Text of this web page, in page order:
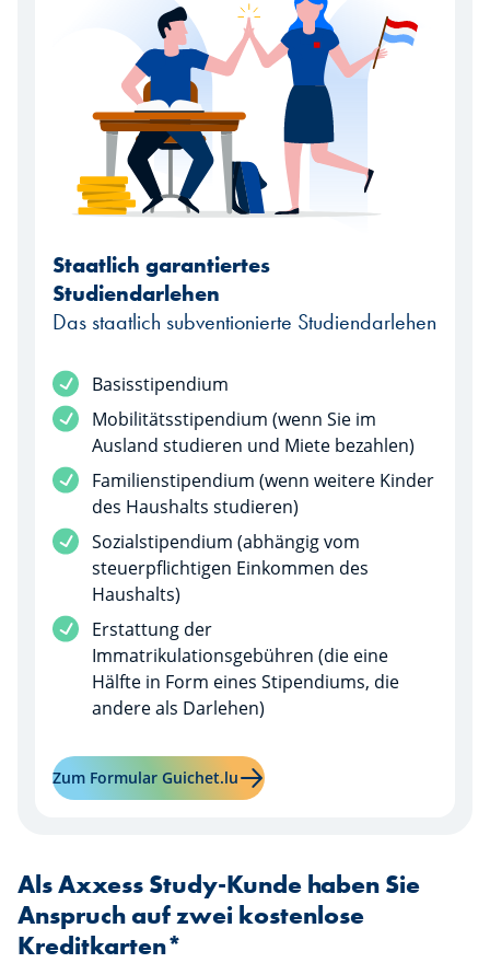
Staatlich garantiertes
Studiendarlehen
Das staatlich subventionierte Studiendarlehen
Basisstipendium
Mobilitätsstipendium (wenn Sie im
Ausland studieren und Miete bezahlen)
Familienstipendium (wenn weitere Kinder
des Haushalts studieren)
Sozialstipendium (abhängig vom
steuerpflichtigen Einkommen des
Haushalts)
Erstattung der
Immatrikulationsgebühren (die eine
Hälfte in Form eines Stipendiums, die
andere als Darlehen)
Zum Formular Guichet.luMehr erfahren über "Staatlich
Als Axxess Study-Kunde haben Sie
Anspruch auf zwei kostenlose
Kreditkarten*